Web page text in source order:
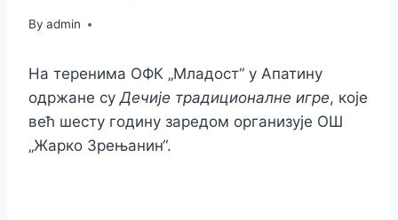
By admin
На теренима ОФК „Младост“ у Апатину
одржане суДечије традиционалне игре, које
већ шесту годину заредом организује ОШ
„Жарко Зрењанин“.